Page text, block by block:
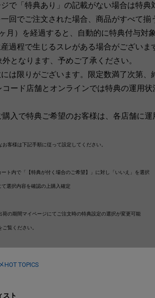
で「特典あり」の記載がない場合は特典
回でご注文された場合、商品がすべて揃
月）を経過すると、自動的に特典付与対
過程で生じるスレがある場合がございま
となります、予めご了承ください。
は限りがございます。限定数満了次第、
ード店舗とオンラインでは特典の運用
購入で特典ご希望のお客様は、各店舗に
客様は下記手順に従って設定してください。
ート内で「【特典が付く場合のご希望】」に対し「いいえ」を選択
選択内容を確認の上購入確定
荷の期間マイページにてご注文時の特典設定の選択が変更可能
ご覧ください。
HOT TOPICS
スト